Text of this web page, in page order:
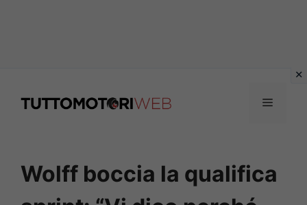
Menu
Wolff boccia la qualifica